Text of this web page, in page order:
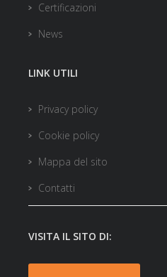
Certificazioni
News
LINK UTILI
Privacy policy
Cookie policy
Mappa del sito
Contatti
VISITA IL SITO DI: